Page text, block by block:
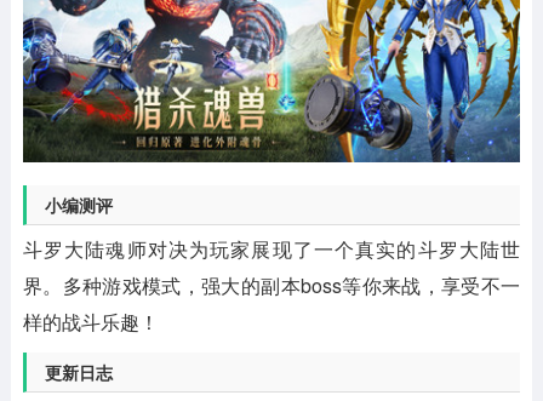
小编测评
斗罗大陆魂师对决为玩家展现了一个真实的斗罗大陆世
界。多种游戏模式，强大的副本boss等你来战，享受不一
样的战斗乐趣！
更新日志